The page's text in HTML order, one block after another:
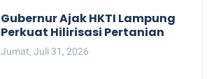
Gubernur Ajak HKTI Lampung
Perkuat Hilirisasi Pertanian
Jumat, Juli 31, 2026